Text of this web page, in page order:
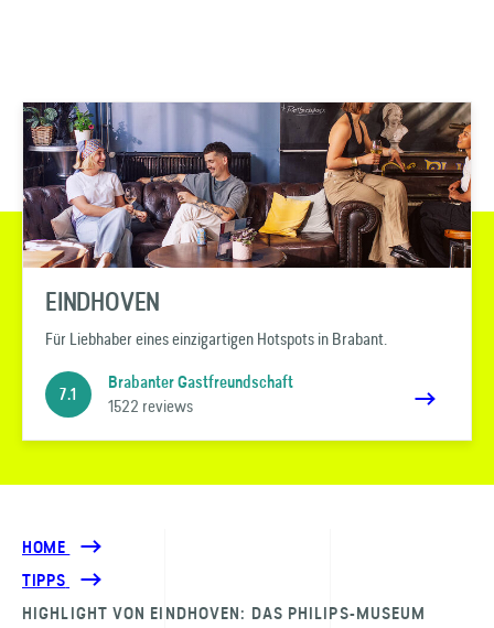
EINDHOVEN
Für Liebhaber eines einzigartigen Hotspots in Brabant.
7.1
Brabanter Gastfreundschaft
1522 reviews
HOME
TIPPS
HIGHLIGHT VON EINDHOVEN: DAS PHILIPS-MUSEUM